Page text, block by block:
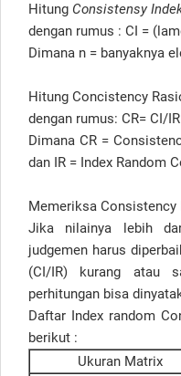
Hitung Consistensy
dengan rumus : CI =
Dimana n = banyaknya
Hitung Concistency
dengan rumus: CR= CI/IR
Dimana CR =
dan IR = Index Random
Memeriksa Consistency
Jika nilainya lebih
judgemen harus
(CI/IR) kurang atau
perhitungan bisa
Daftar Index random
berikut :
Ukuran Matrix